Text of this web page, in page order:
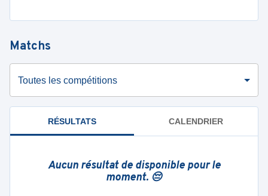
Matchs
Toutes les compétitions
RÉSULTATS CALENDRIER
Aucun résultat de disponible pour le
moment. 😔